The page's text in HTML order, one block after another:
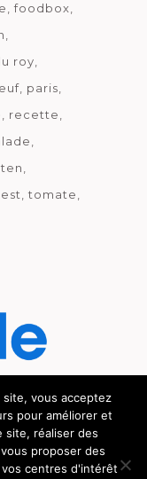
foodbox
roy
paris
recette
tomate
cuisine.
vous acceptez
pour améliorer et
site, réaliser des
proposer des
centres d'intérêt